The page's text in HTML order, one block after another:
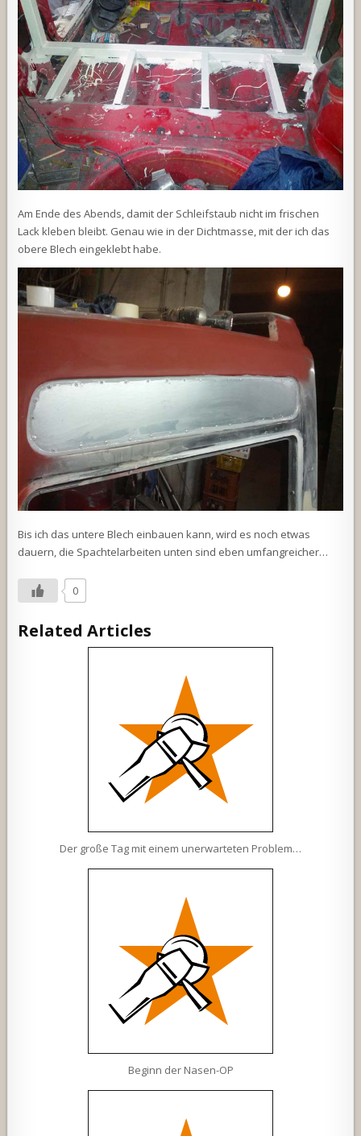
Am Ende des Abends, damit der Schleifstaub nicht im frischen
Lack kleben bleibt. Genau wie in der Dichtmasse, mit der ich das
obere Blech eingeklebt habe.
Bis ich das untere Blech einbauen kann, wird es noch etwas
dauern, die Spachtelarbeiten unten sind eben umfangreicher…
0
Related Articles
Der große Tag mit einem unerwarteten Problem…
Beginn der Nasen-OP